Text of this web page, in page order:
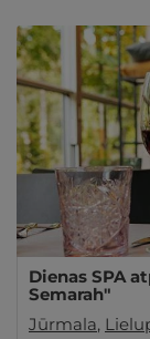
Dienas SPA
Semarah"
Jūrmala,